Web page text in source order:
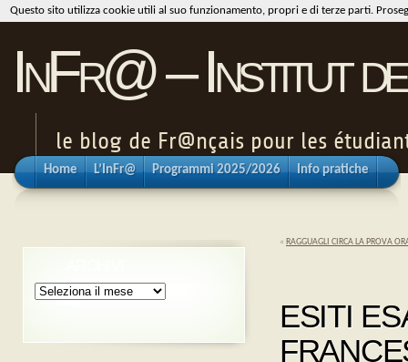
InFr@ – Institut
le blog de Fr@nçais pour les
Home L’InFr@ Programmi 2025/2026 Info pratiche
« RAGGUAGLI CIRCA LA PROVA
ESITI
Archivi
Questo sito utilizza cookie utili al suo funzionamento, propri e di terze parti.